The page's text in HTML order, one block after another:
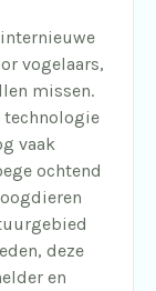
vogelaars,
missen.
technologie
vaak
ochtend
deze
en